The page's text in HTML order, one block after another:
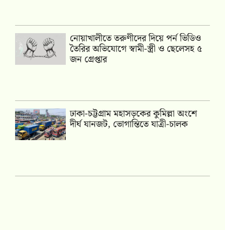
নোয়াখালীতে তরুণীদের দিয়ে পর্ন ভিডিও
তৈরির অভিযোগে স্বামী-স্ত্রী ও ছেলেসহ ৫
জন গ্রেপ্তার
ঢাকা-চট্টগ্রাম মহাসড়কের কুমিল্লা অংশে
দীর্ঘ যানজট, ভোগান্তিতে যাত্রী-চালক